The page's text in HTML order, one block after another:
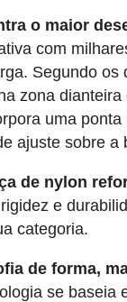
o maior
com
Segundo
zona
uma
ajuste sobre a
de nylon
e
categoria.
de forma,
se baseia